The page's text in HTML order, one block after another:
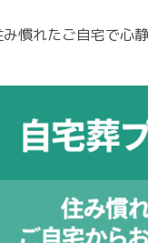
慣れたご自宅で心